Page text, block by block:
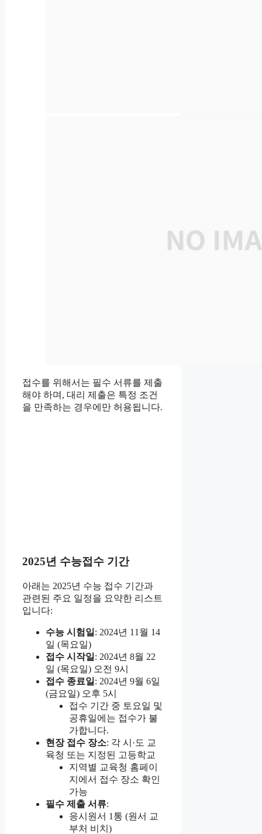
접수를 위해서는 필수 서류를 제출
해야 하며, 대리 제출은 특정 조건
을 만족하는 경우에만 허용됩니다.
2025년 수능접수 기간
아래는 2025년 수능 접수 기간과
관련된 주요 일정을 요약한 리스트
입니다:
수능 시험일 : 2024년 11월 14
일 (목요일)
접수 시작일 : 2024년 8월 22
일 (목요일) 오전 9시
접수 종료일 : 2024년 9월 6일
(금요일) 오후 5시
접수 기간 중 토요일 및
공휴일에는 접수가 불
가합니다.
현장 접수 장소: 각 시·도 교
육청 또는 지정된 고등학교
지역별 교육청 홈페이
지에서 접수 장소 확인
가능
필수 제출 서류:
응시원서 1통 (원서 교
부처 비치)